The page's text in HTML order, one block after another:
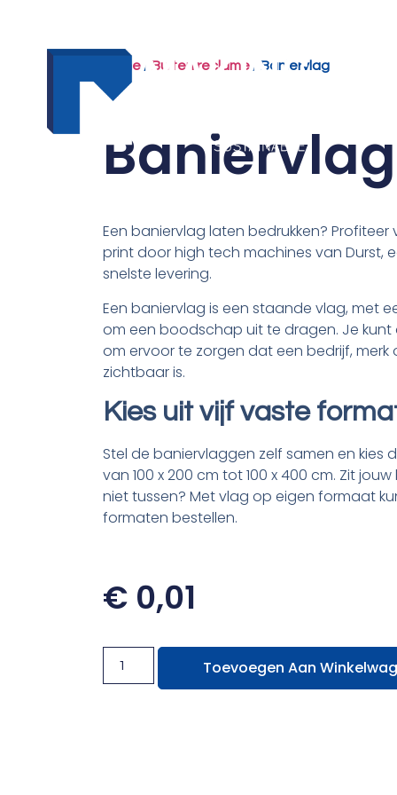
Home/ Buiten reclame/ Baniervlag
Baniervlag
Een baniervlag laten bedrukken?
print door high tech machines van Durst,
snelste levering.
Een baniervlag is een staande vlag, met
om een boodschap uit te dragen. Je kunt
om ervoor te zorgen dat een bedrijf, merk
zichtbaar is.
Kies uit vijf vaste
Stel de baniervlaggen zelf samen en kies
van 100 x 200 cm tot 100 x 400 cm. Zit
niet tussen? Met vlag op eigen formaat
formaten bestellen.
€0,01
Toevoegen Aan